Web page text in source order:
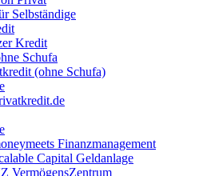
Selbständige
Kredit
Schufa
(ohne Schufa)
Finanzmanagement
Capital Geldanlage
VermögensZentrum